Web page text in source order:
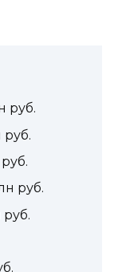
руб.
руб.